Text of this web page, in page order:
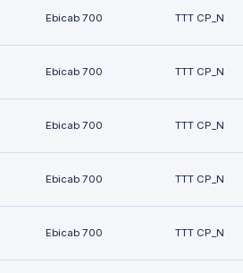
Ebicab 700
Ebicab 700
Ebicab 700
Ebicab 700
Ebicab 700
TTT CP_N
TTT CP_N
TTT CP_N
TTT CP_N
TTT CP_N